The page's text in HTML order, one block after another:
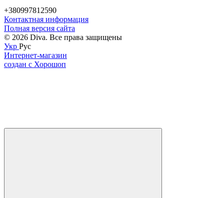
+380997812590
Контактная информация
Полная версия сайта
© 2026 Diva. Все права защищены
Укр Рус
Интернет-магазин
создан с Хорошоп